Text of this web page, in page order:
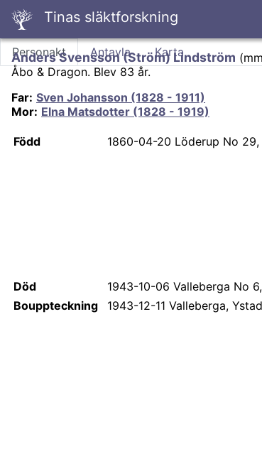
Tinas släktforskning
Personakt Antavla Karta
Anders Svensson (Ström) Lindström (
Åbo & Dragon. Blev 83 år.
Far: Sven Johansson (1828 - 1911)
Mor: Elna Matsdotter (1828 - 1919)
Född 1860-04-20 Löderup No
Död
1943-10-06 Valleberga No
Bouppteckning
1943-12-11 Valleberga,